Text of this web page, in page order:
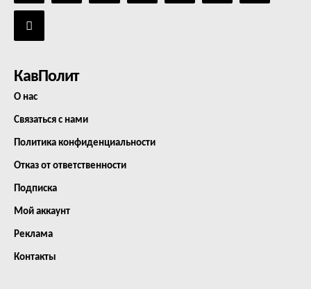
КавПолит
О нас
Связаться с нами
Политика конфиденциальности
Отказ от ответственности
Подписка
Мой аккаунт
Реклама
Контакты